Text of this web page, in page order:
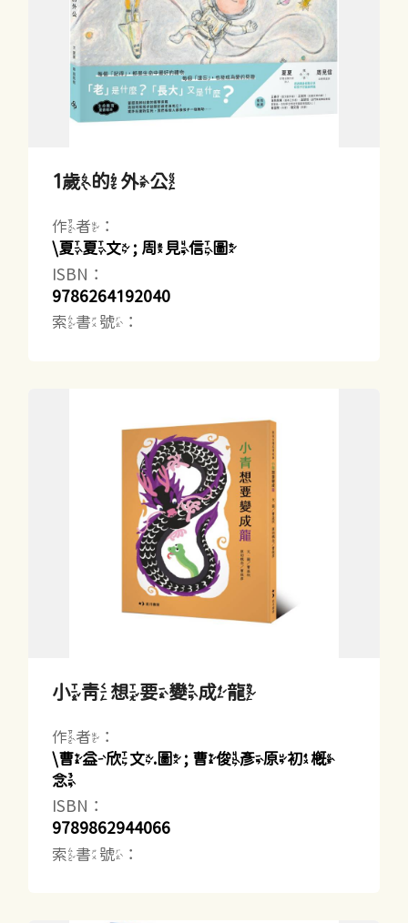
1歲的外公
作者：
\夏夏文 ; 周見信圖
ISBN：
9786264192040
索書號：
小青想要變成龍
作者：
\曹益欣文.圖 ; 曹俊彥原初概
念
ISBN：
9789862944066
索書號：